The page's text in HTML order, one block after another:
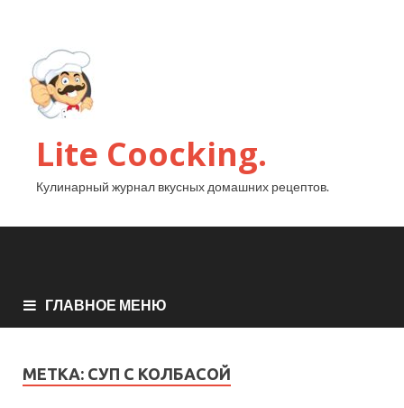
Lite Coocking.
Кулинарный журнал вкусных домашних рецептов.
ГЛАВНОЕ МЕНЮ
МЕТКА: СУП С КОЛБАСОЙ